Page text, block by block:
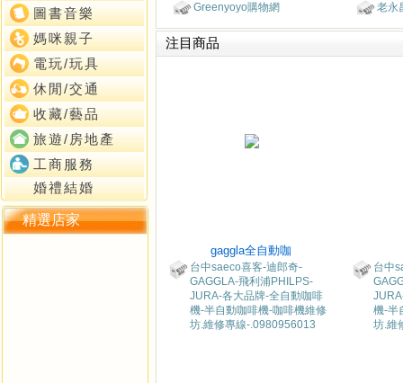
圖書音樂
媽咪親子
電玩/玩具
休閒/交通
收藏/藝品
旅遊/房地產
工商服務
婚禮結婚
精選店家
Greenyoyo購物網 老永
注目商品
gaggla全自動咖
台中saeco喜客-迪郎奇-
GAGGLA-飛利浦PHILPS-
JURA-各大品牌-全自動咖啡
機-半自動咖啡機-咖啡機維修
坊.維修專線-.0980956013
台中
機-半
坊.維